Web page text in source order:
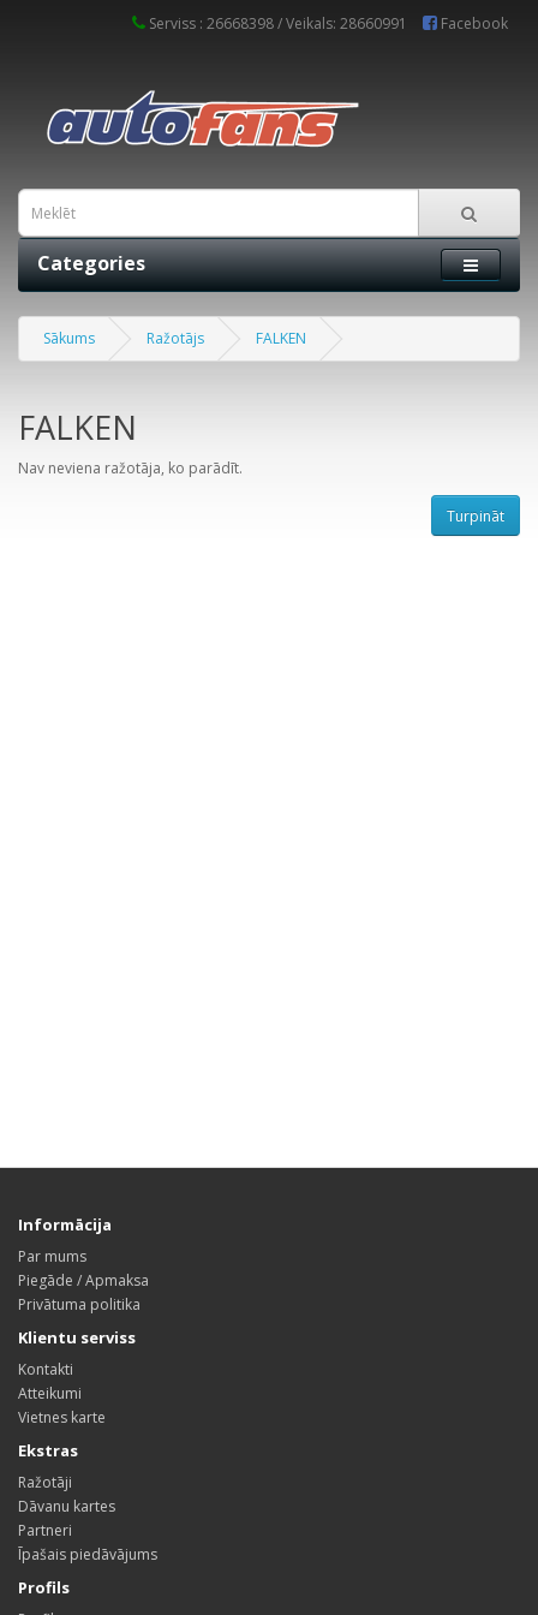
Serviss : 26668398 / Veikals: 28660991 Facebook
Categories
Sākums Ražotājs FALKEN
FALKEN
Nav neviena ražotāja, ko parādīt.
Turpināt
Informācija
Par mums
Piegāde / Apmaksa
Privātuma politika
Klientu serviss
Kontakti
Atteikumi
Vietnes karte
Ekstras
Ražotāji
Dāvanu kartes
Partneri
Īpašais piedāvājums
Profils